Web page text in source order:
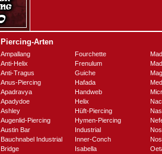
Piercing-Arten
Ampallang
Anti-Helix
Anti-Tragus
Anus-Piercing
Apadravya
Apadydoe
Ashley
Augenlid-Piercing
Austin Bar
Bauchnabel Industrial
Bridge
Fourchette
Frenulum
Guiche
Hafada
Handweb
Helix
Hüft-Piercing
Hymen-Piercing
Industrial
Inner-Conch
Isabella